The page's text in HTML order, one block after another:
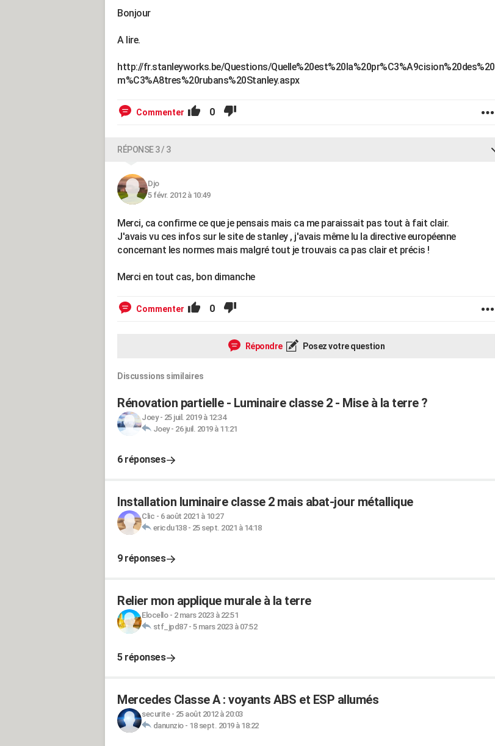
Bonjour
A lire.
http://fr.stanleyworks.be/Questions/Quelle%20est%20la%20pr%C3%A9cision%20des%20
m%C3%A8tres%20rubans%20Stanley.aspx
Commenter 0
RÉPONSE 3 / 3
Djo
5 févr. 2012 à 10:49
Merci, ca confirme ce que je pensais mais ca me paraissait pas tout à fait clair.
J'avais vu ces infos sur le site de stanley , j'avais même lu la directive européenne
concernant les normes mais malgré tout je trouvais ca pas clair et précis !
Merci en tout cas, bon dimanche
Commenter 0
Répondre Posez votre question
Discussions similaires
Rénovation partielle - Luminaire classe 2 - Mise à la terre ?
Joey- 25 juil. 2019 à 12:34
Joey- 26 juil. 2019 à 11:21
6 réponses
Installation luminaire classe 2 mais abat-jour métallique
Clic - 6 août 2021 à 10:27
ericdu138- 25 sept. 2021 à 14:18
9 réponses
Relier mon applique murale à la terre
Elocello- 2 mars 2023 à 22:51
stf_jpd87- 5 mars 2023 à 07:52
5 réponses
Mercedes Classe A : voyants ABS et ESP allumés
securite- 25 août 2012 à 20:03
danunzio- 18 sept. 2019 à 18:22